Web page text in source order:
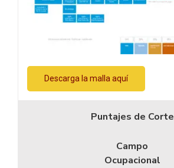
Descarga la malla aquí
Puntajes de Corte
Campo
Ocupacional